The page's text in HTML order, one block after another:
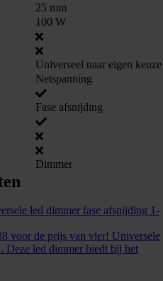
25 mm
100 W
Universeel naar eigen keuze
Netspanning
Fase afsnijding
Dimmer
led dimmer fase afsnijding 1-
voor de prijs van vier! Universele
led dimmer biedt bij het